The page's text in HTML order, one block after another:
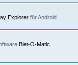
Explorer für Android
Biet-O-Matic